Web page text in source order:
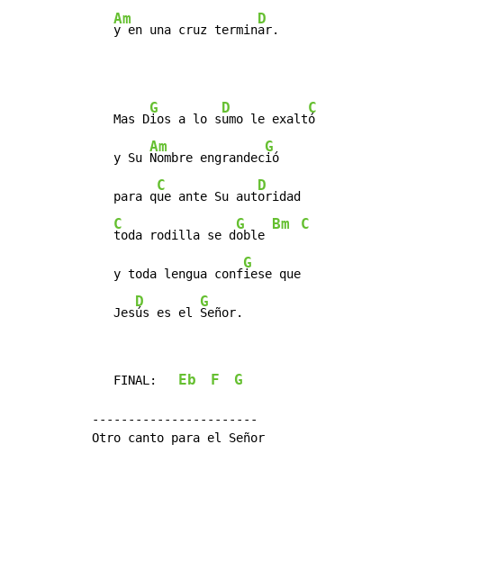
Am
y en una cruz termin
D
ar.
   Mas D
G
ios a lo s
D
umo le exalt
C
ó
   y Su
Am
Nombre engrandec
G
ió
   para q
C
ue ante Su aut
D
oridad
C
toda rodilla se d
G
oble
Bm C
   y toda lengua conf
G
iese que
   Jes
D
ús es el
G
Señor.
   FINAL:
Eb F G
-----------------------
Otro canto para el Señor